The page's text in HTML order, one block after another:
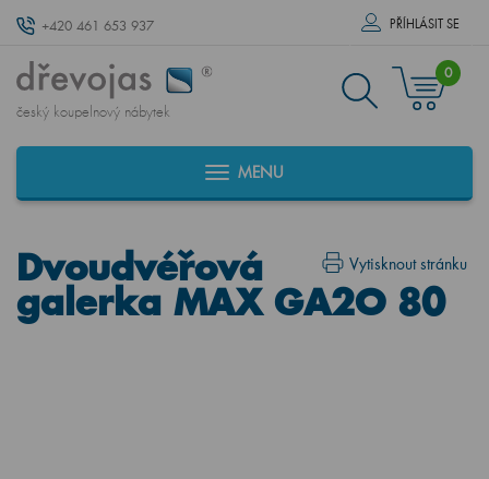
+420 461 653 937 PŘÍHLÁSIT SE
český koupelnový nábytek
0
MENU
Vytisknout stránku
Dvoudvéřová
galerka MAX GA2O 80